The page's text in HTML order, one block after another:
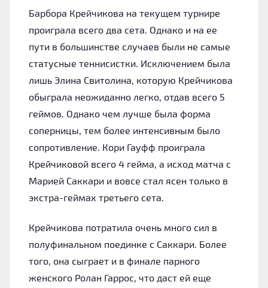
Барбора Крейчикова на текущем турнире
проиграла всего два сета. Однако и на ее
пути в большинстве случаев были не самые
статусные теннисистки. Исключением была
лишь Элина Свитолина, которую Крейчикова
обыграла неожиданно легко, отдав всего 5
геймов. Однако чем лучше была форма
соперницы, тем более интенсивным было
сопротивление. Кори Гауфф проиграла
Крейчиковой всего 4 гейма, а исход матча с
Марией Саккари и вовсе стал ясен только в
экстра-геймах третьего сета.
Крейчикова потратила очень много сил в
полуфинальном поединке с Саккари. Более
того, она сыграет и в финале парного
женского Ролан Гаррос, что даст ей еще